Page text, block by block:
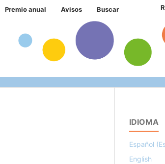
Premio anual Avisos Buscar
IDIOMA
Español
English